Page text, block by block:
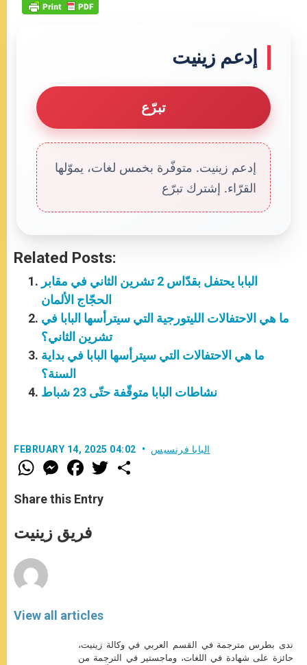
إدعم زينيت
تبرّع
إدعم زينيت. متوفّرة بخمس لغات، يموّلها
القرّاء. إشترك تبرّع
Related Posts:
البابا يحتفل بقدّاس 2 تشرين الثاني في مقابر
الحجّاج الألمان
ما هي الاحتفالات الليتورجية التي سيترأسها البابا في
تشرين الثاني؟
ما هي الاحتفالات التي سيترأسها البابا في بداية
السنة؟
نشاطات البابا متوقّفة حتّى 23 شباط
FEBRUARY 14, 2025 04:02 البابا فرنسيس
W
h
t
s
p
p
M
e
s
e
g
e
F
a
e
b
o
k
w
Share this Entry
فريق زينيت
View all articles
ندى بطرس مترجمة في القسم العربي في وكالة زينيت،
حائزة على شهادة في اللغات، وماجستير في الترجمة من